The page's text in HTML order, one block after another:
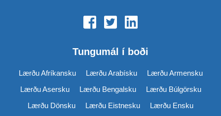
Tungumál í boði
Lærðu Afríkansku Lærðu Arabísku
Lærðu Armensku
Lærðu Asersku
Lærðu Bengalsku
Lærðu Búlgörsku
Lærðu Dönsku
Lærðu Eistnesku
Lærðu Ensku